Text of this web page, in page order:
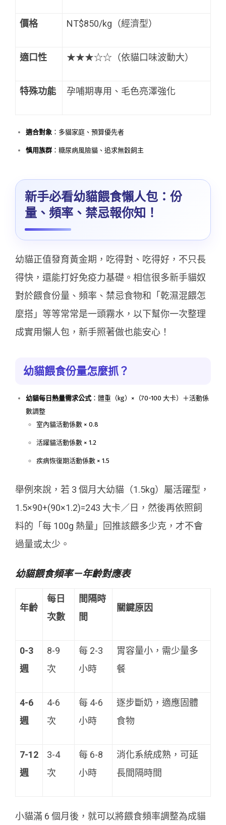
價格 NT$850/kg（經濟型）
適口性 ★★★☆☆（依貓口味波動大）
特殊功能 孕哺期專用、毛色亮澤強化
適合對象 ：多貓家庭、預算優先者
慎用族群 ：糖尿病風險貓、追求無穀飼主
新手必看幼貓餵食懶人包：份
量、頻率、禁忌報你知！
幼貓正值發育黃金期，吃得對、吃得好，不只長
得快，還能打好免疫力基礎。相信很多新手貓奴
對於餵食份量、頻率、禁忌食物和「乾濕混餵怎
麼搭」等等常常是一頭霧水，以下幫你一次整理
成實用懶人包，新手照著做也能安心！
幼貓餵食份量怎麼抓？
幼貓每日熱量需求公式 ：體重（kg）×（70-100 大卡）＋活動係
數調整
室內貓活動係數 × 0.8
活躍貓活動係數 × 1.2
疾病恢復期活動係數 × 1.5
舉例來說，若 3 個月大幼貓（1.5kg）屬活躍型，
1.5×90+(90×1.2)=243 大卡／日，然後再依照飼
料的「每 100g 熱量」回推該餵多少克，才不會
過量或太少。
幼貓餵食頻率－年齡對應表
年齡
每日
次數
間隔時
間
關鍵原因
0-3
週
8-9
次
每 2-3
小時
胃容量小，需少量多
餐
4-6
週
4-6
次
每 4-6
小時
逐步斷奶，適應固體
食物
7-12
週
3-4
次
每 6-8
小時
消化系統成熟，可延
長間隔時間
小貓滿 6 個月後，就可以將餵食頻率調整為成貓